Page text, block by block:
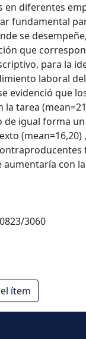
diferentes
fundamental
se
que
para la
laboral
evidenció que
tarea
de igual forma
aumentaría con
3060
ítem